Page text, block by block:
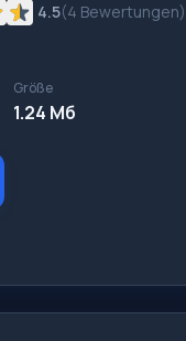
4.5(4 Bewertungen)
Größe
1.24 Мб